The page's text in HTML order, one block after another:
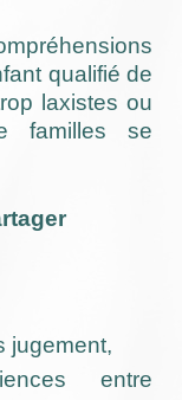
qualifié de
laxistes ou
familles se
jugement,
entre